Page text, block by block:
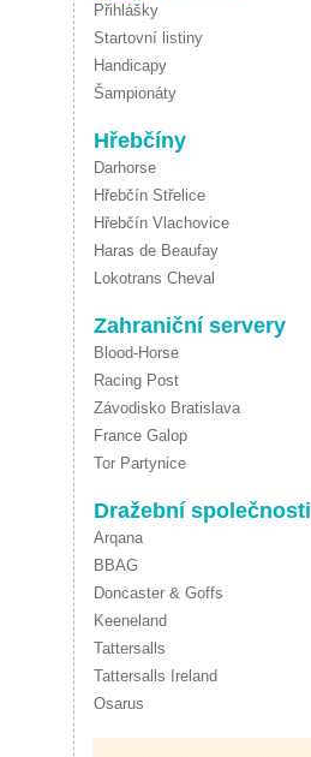
Přihlášky
Startovní listiny
Handicapy
Šampionáty
Hřebčíny
Darhorse
Hřebčín Střelice
Hřebčín Vlachovice
Haras de Beaufay
Lokotrans Cheval
Zahraniční servery
Blood-Horse
Racing Post
Závodisko Bratislava
France Galop
Tor Partynice
Dražební společnosti
Arqana
BBAG
Doncaster & Goffs
Keeneland
Tattersalls
Tattersalls Ireland
Osarus